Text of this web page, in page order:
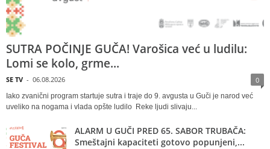
SUTRA POČINJE GUČA! Varošica već u ludilu:
Lomi se kolo, grme...
SE TV - 06.08.2026 0
Iako zvanični program startuje sutra i traje do 9. avgusta u Guči je narod već
uveliko na nogama i vlada opšte ludilo Reke ljudi slivaju...
ALARM U GUČI PRED 65. SABOR TRUBAČA:
Smeštajni kapaciteti gotovo popunjeni,...